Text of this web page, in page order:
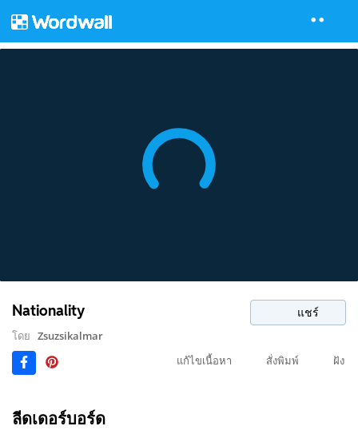
Nationality แชร์
โดย Zsuzsikalmar
แก้ไขเนื้อหา
สั่งพิมพ์ ฝัง
ลีดเดอร์บอร์ด